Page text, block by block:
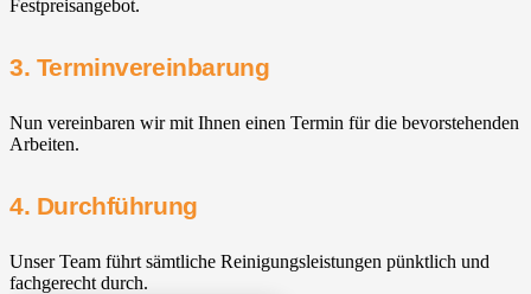
Festpreisangebot.
3. Terminvereinbarung
Nun vereinbaren wir mit Ihnen einen Termin für die bevorstehenden
Arbeiten.
4. Durchführung
Unser Team führt sämtliche Reinigungsleistungen pünktlich und
fachgerecht durch.